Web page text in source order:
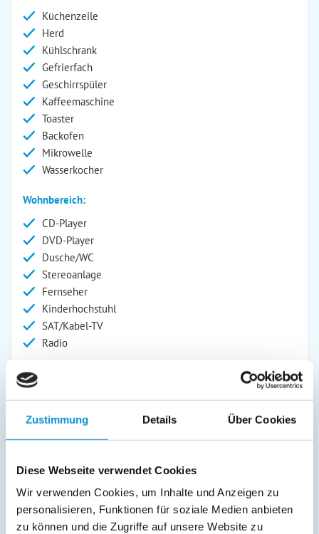
Zustimmung Details Über Cookies
Diese Webseite verwendet Cookies
Wir verwenden Cookies, um Inhalte und Anzeigen zu
personalisieren, Funktionen für soziale Medien anbieten
zu können und die Zugriffe auf unsere Website zu
Küchenzeile
Herd
Kühlschrank
Gefrierfach
Geschirrspüler
Kaffeemaschine
Toaster
Backofen
Mikrowelle
Wasserkocher
Wohnbereich:
CD-Player
DVD-Player
Dusche/WC
Stereoanlage
Fernseher
Kinderhochstuhl
SAT/Kabel-TV
Radio
Außenanlage:
Grill
Gartenstühle
Liegen
Abstellraum
Service: